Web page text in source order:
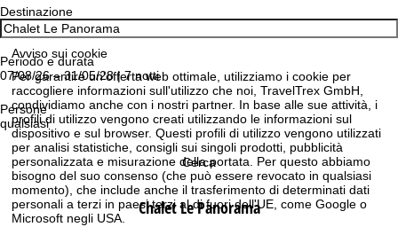
Avviso sui cookie
Per garantire un'offerta web ottimale, utilizziamo i cookie per
raccogliere informazioni sull'utilizzo che noi, TravelTrex GmbH,
condividiamo anche con i nostri partner. In base alle sue attività, i
profili di utilizzo vengono creati utilizzando le informazioni sul
dispositivo e sul browser. Questi profili di utilizzo vengono utilizzati
per analisi statistiche, consigli sui singoli prodotti, pubblicità
personalizzata e misurazione della portata. Per questo abbiamo
bisogno del suo consenso (che può essere revocato in qualsiasi
momento), che include anche il trasferimento di determinati dati
personali a terzi in paesi terzi al di fuori dell'UE, come Google o
Microsoft negli USA.
Destinazione
Periodo e durata
07/08/26 – 31/05/28 | 7 notti
Persone
qualsiasi
Cerca
Chalet Le Panorama